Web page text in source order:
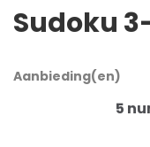
Sudoku
Aanbieding(en)
5